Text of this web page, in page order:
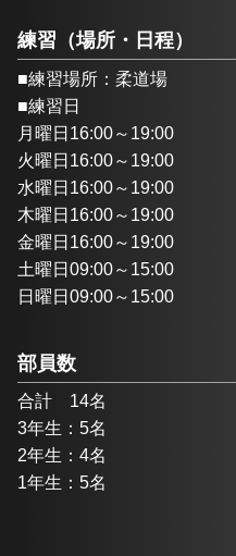
練習（場所・日程）
■練習場所：柔道場
■練習日
月曜日16:00～19:00
火曜日16:00～19:00
水曜日16:00～19:00
木曜日16:00～19:00
金曜日16:00～19:00
土曜日09:00～15:00
日曜日09:00～15:00
部員数
合計　14名
3年生：5名
2年生：4名
1年生：5名